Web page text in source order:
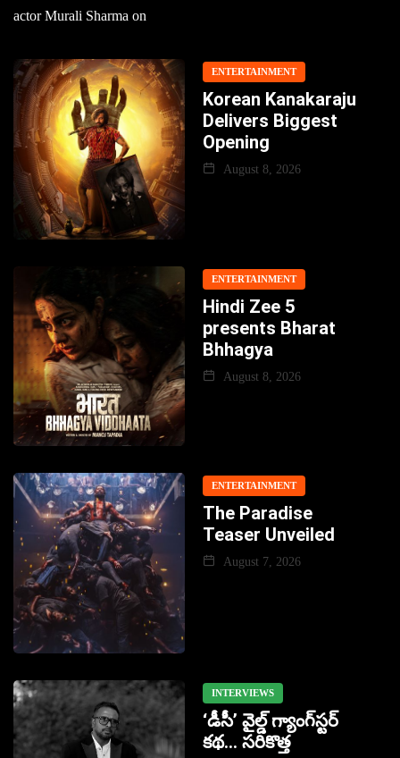
actor Murali Sharma on
ENTERTAINMENT
Korean Kanakaraju
Delivers Biggest
Opening
August 8, 2026
ENTERTAINMENT
Hindi Zee 5
presents Bharat
Bhhagya
August 8, 2026
ENTERTAINMENT
The Paradise
Teaser Unveiled
August 7, 2026
INTERVIEWS
‘డీసీ’ వైల్డ్ గ్యాంగ్‌స్టర్
కథ… సరికొత్త